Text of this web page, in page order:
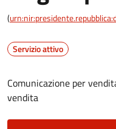
(
Servizio attivo
Comunicazione per
vendita